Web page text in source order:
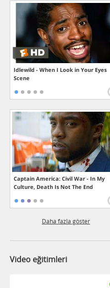
Idlewild - When I Look in Your Eyes
Scene
Captain America: Civil War - In My
Culture, Death Is Not The End
Daha fazla göster
Video eğitimleri